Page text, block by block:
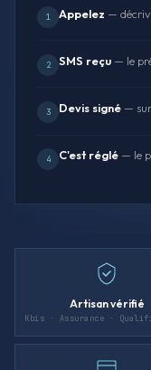
1 Appelez —
2 SMS reçu — le
3 Devis signé —
4 C'est réglé — le
Artisan vérifié
Kbis · Assurance ·